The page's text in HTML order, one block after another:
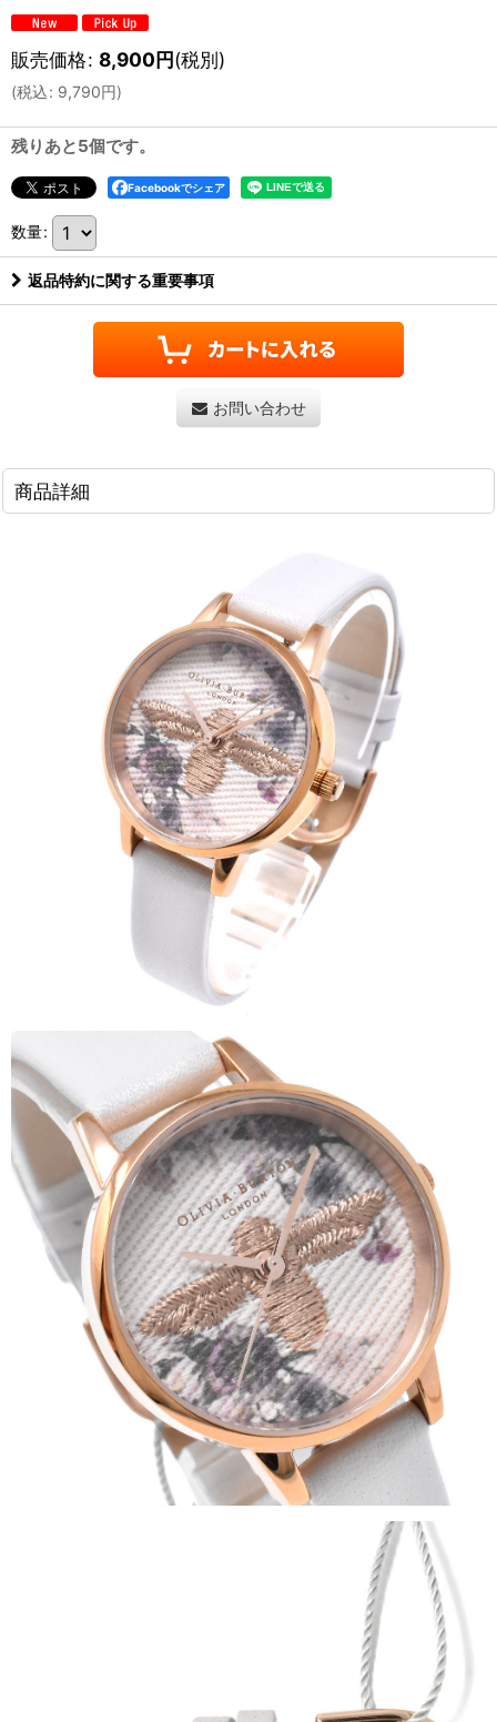
販売価格: 8,900円(税別)
(税込: 9,790円)
残りあと5個です。
Facebookでシェア
数量:
返品特約に関する重要事項
お問い合わせ
商品詳細